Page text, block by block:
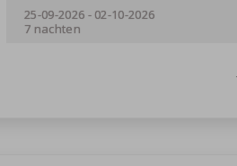
25-09-2026 - 02-10-2026
7 nachten